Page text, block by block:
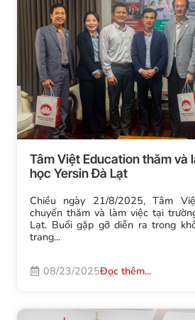
Tâm Việt Education thăm và
học Yersin Đà Lạt
Chiều ngày 21/8/2025, Tâm
chuyến thăm và làm việc tại
Lạt. Buổi gặp gỡ diễn ra trong
trang...
08/23/2025Đọc thêm...